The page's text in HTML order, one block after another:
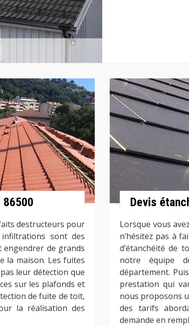
destructeurs pour
sont des
de grands
la maison. Les fuites
leur détection que
sur les plafonds et
de fuite de toit,
la réalisation des
Devis
Lorsque vous
n’hésitez pas à
d’étanchéité de
notre équipe
département.
prestation qui
nous proposons
des tarifs
demande en